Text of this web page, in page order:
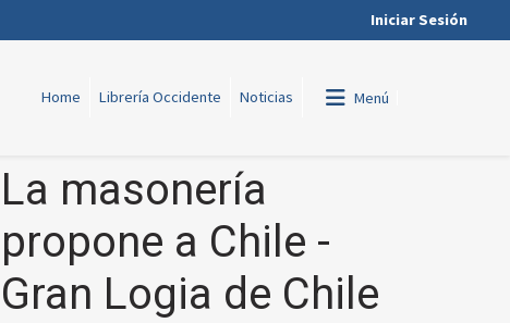
Iniciar Sesión
Home Librería Occidente Noticias Menú
La masonería
propone a Chile -
Gran Logia de Chile